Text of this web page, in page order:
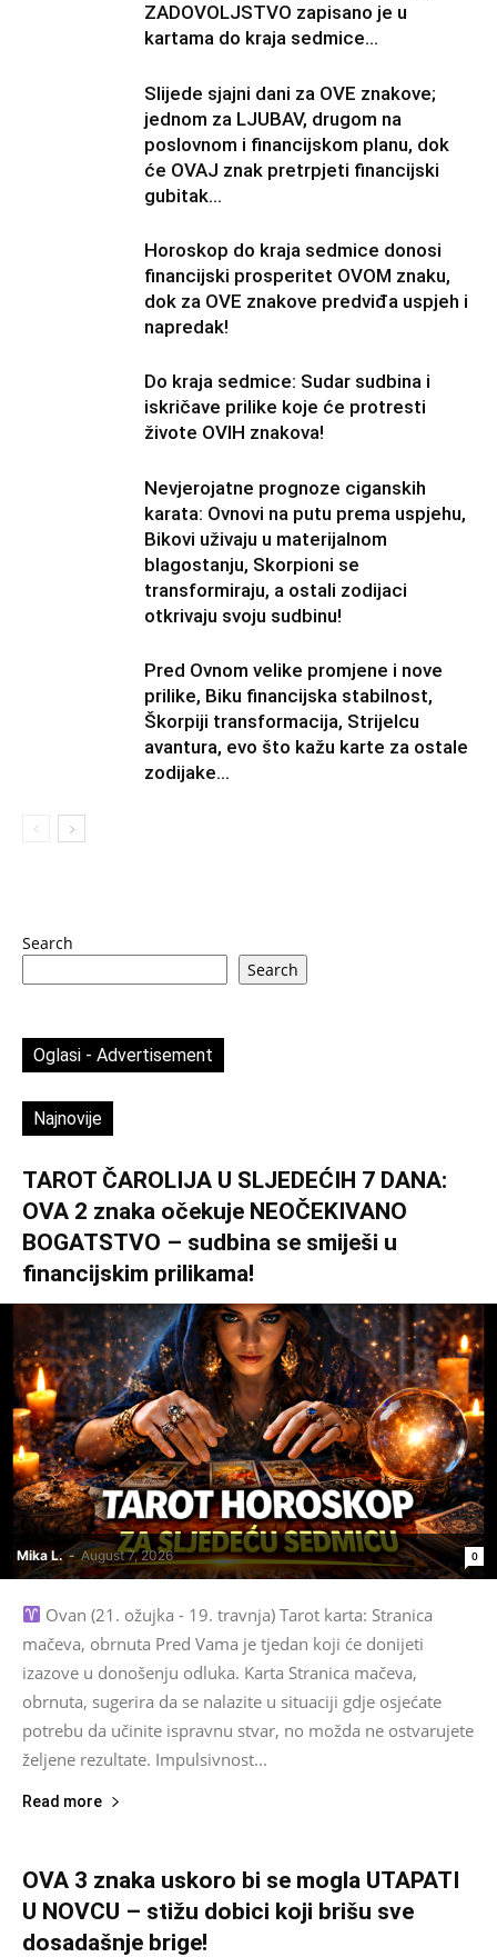
ZADOVOLJSTVO zapisano je u
kartama do kraja sedmice…
Slijede sjajni dani za OVE znakove;
jednom za LJUBAV, drugom na
poslovnom i financijskom planu, dok
će OVAJ znak pretrpjeti financijski
gubitak…
Horoskop do kraja sedmice donosi
financijski prosperitet OVOM znaku,
dok za OVE znakove predviđa uspjeh i
napredak!
Do kraja sedmice: Sudar sudbina i
iskričave prilike koje će protresti
živote OVIH znakova!
Nevjerojatne prognoze ciganskih
karata: Ovnovi na putu prema uspjehu,
Bikovi uživaju u materijalnom
blagostanju, Skorpioni se
transformiraju, a ostali zodijaci
otkrivaju svoju sudbinu!
Pred Ovnom velike promjene i nove
prilike, Biku financijska stabilnost,
Škorpiji transformacija, Strijelcu
avantura, evo što kažu karte za ostale
zodijake…
Search
Search
Oglasi - Advertisement
Najnovije
TAROT ČAROLIJA U SLJEDEĆIH 7 DANA:
OVA 2 znaka očekuje NEOČEKIVANO
BOGATSTVO – sudbina se smiješi u
financijskim prilikama!
Mika L. - August 7, 2026 0
Ovan (21. ožujka - 19. travnja) Tarot karta: Stranica
mačeva, obrnuta Pred Vama je tjedan koji će donijeti
izazove u donošenju odluka. Karta Stranica mačeva,
obrnuta, sugerira da se nalazite u situaciji gdje osjećate
potrebu da učinite ispravnu stvar, no možda ne ostvarujete
željene rezultate. Impulsivnost...
Read more
OVA 3 znaka uskoro bi se mogla UTAPATI
U NOVCU – stižu dobici koji brišu sve
dosadašnje brige!